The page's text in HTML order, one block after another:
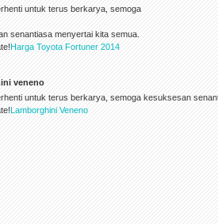
untuk terus berkarya, semoga
senantiasa menyertai kita semua.
Harga Toyota Fortuner 2014
veneno
untuk terus berkarya, semoga kesuksesan
Lamborghini Veneno